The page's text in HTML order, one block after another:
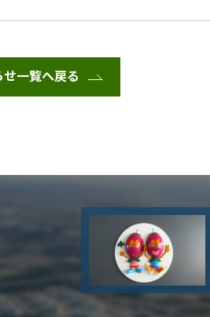
せ一覧へ戻る